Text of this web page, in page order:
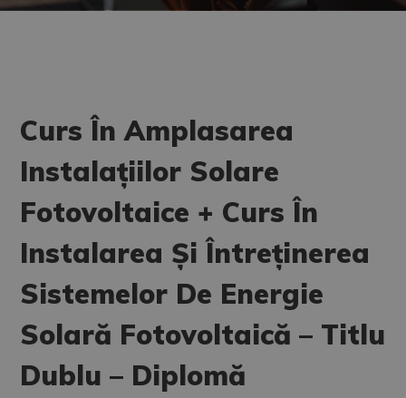
Curs În Amplasarea
Instalațiilor Solare
Fotovoltaice + Curs În
Instalarea Și Întreținerea
Sistemelor De Energie
Solară Fotovoltaică – Titlu
Dublu – Diplomă